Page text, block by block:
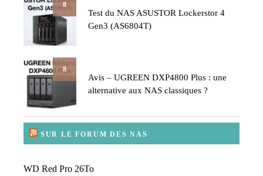
8
Test du NAS ASUSTOR Lockerstor 4
Gen3 (AS6804T)
8
Avis – UGREEN DXP4800 Plus : une
alternative aux NAS classiques ?
SUR LE FORUM DES NAS
WD Red Pro 26To